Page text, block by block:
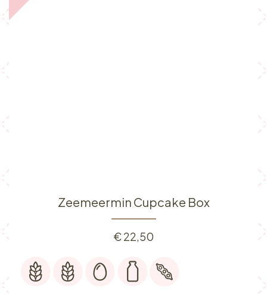
Zeemeermin Cupcake Box
€22,50